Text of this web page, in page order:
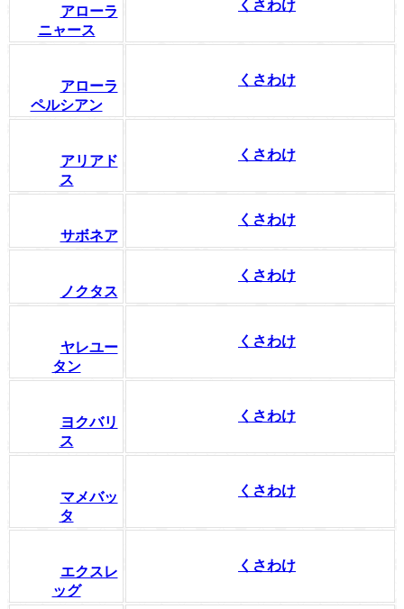
アローラ
ニャース
くさわけ
アローラ
ペルシアン
くさわけ
アリアド
ス
くさわけ
サボネア
くさわけ
ノクタス
くさわけ
ヤレユー
タン
くさわけ
ヨクバリ
ス
くさわけ
マメバッ
タ
くさわけ
エクスレ
ッグ
くさわけ